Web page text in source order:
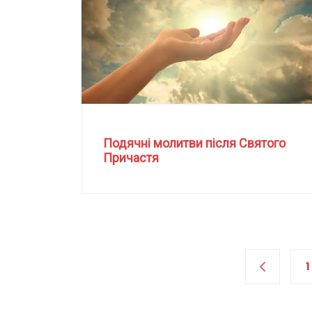
Подячні молитви після Святого
Причастя
1